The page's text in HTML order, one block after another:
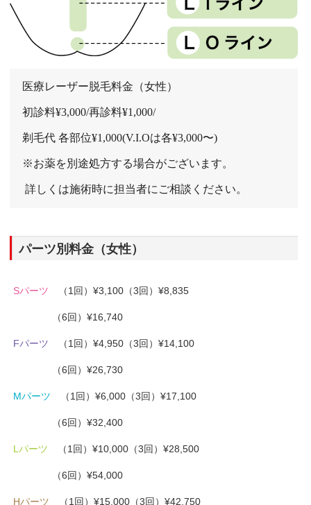
医療レーザー脱毛料金（女性）
初診料¥3,000/再診料¥1,000/
剃毛代 各部位¥1,000(V.I.Oは各¥3,000〜)
※お薬を別途処方する場合がございます。
詳しくは施術時に担当者にご相談ください。
パーツ別料金（女性）
Sパーツ （1回）¥3,100（3回）¥8,835
（6回）¥16,740
Fパーツ （1回）¥4,950（3回）¥14,100
（6回）¥26,730
Mパーツ （1回）¥6,000（3回）¥17,100
（6回）¥32,400
Lパーツ （1回）¥10,000（3回）¥28,500
（6回）¥54,000
Hパーツ （1回）¥15,000（3回）¥42,750